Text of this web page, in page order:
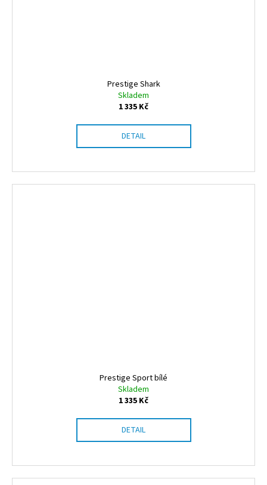
Prestige Shark
Skladem
1 335 Kč
DETAIL
Prestige Sport bílé
Skladem
1 335 Kč
DETAIL